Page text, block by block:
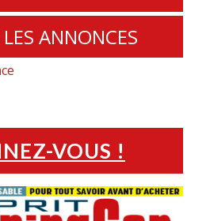
ANNONCES
VOUS !